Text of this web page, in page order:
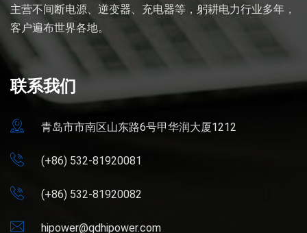
主营不间断电源、逆变器、充电器等，躬耕电力行业多年，
客户遍布世界各地。
联系我们
青岛市市南区山东路6号甲华润大厦1212
(+86) 532-81920081
(+86) 532-81920082
hipower@qdhipower.com